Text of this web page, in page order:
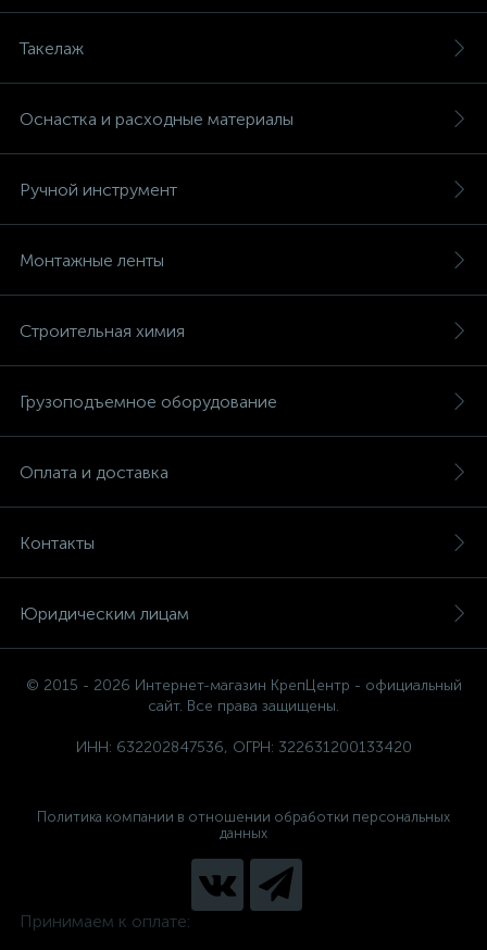
Такелаж
Оснастка и расходные материалы
Ручной инструмент
Монтажные ленты
Строительная химия
Грузоподъемное оборудование
Оплата и доставка
Контакты
Юридическим лицам
© 2015 - 2026 Интернет-магазин КрепЦентр - официальный
сайт. Все права защищены.
ИНН: 632202847536, ОГРН: 322631200133420
Политика компании в отношении обработки персональных
данных
Принимаем к оплате: